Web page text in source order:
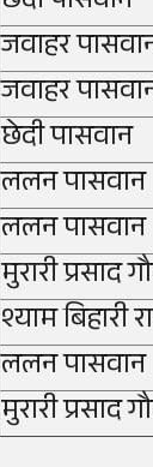
जवाहर
जवाहर
छेदी पासवान
ललन पासवान
ललन पासवान
मुरारी प्रसाद
श्याम बिहारी
ललन पासवान
मुरारी प्रसाद